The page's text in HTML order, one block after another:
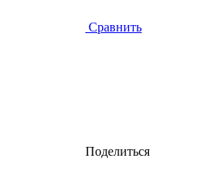
Сравнить
Поделиться